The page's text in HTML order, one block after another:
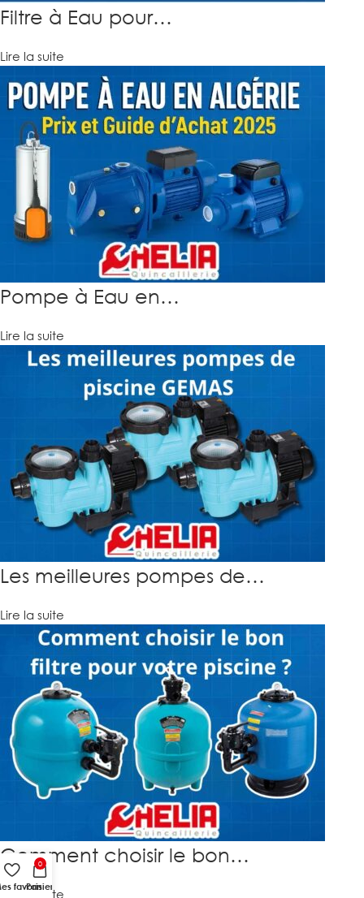
Filtre à Eau pour…
Lire la suite
Pompe à Eau en…
Lire la suite
Les meilleures pompes de…
Lire la suite
Comment choisir le bon…
Lire la suite
favoris
0
Panier